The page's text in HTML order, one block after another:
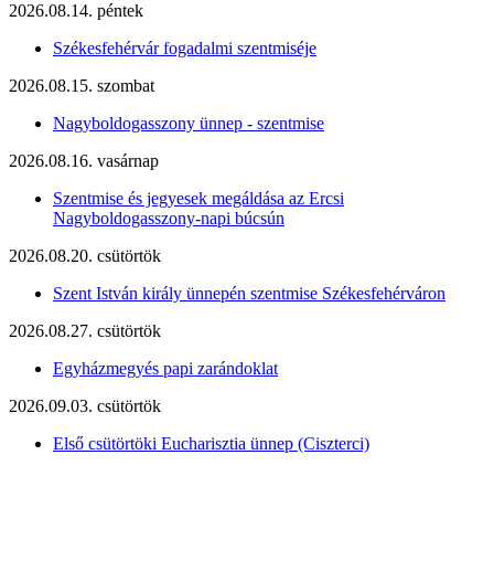
2026.08.14. péntek
Székesfehérvár fogadalmi szentmiséje
2026.08.15. szombat
Nagyboldogasszony ünnep - szentmise
2026.08.16. vasárnap
Szentmise és jegyesek megáldása az Ercsi
Nagyboldogasszony-napi búcsún
2026.08.20. csütörtök
Szent István király ünnepén szentmise Székesfehérváron
2026.08.27. csütörtök
Egyházmegyés papi zarándoklat
2026.09.03. csütörtök
Első csütörtöki Eucharisztia ünnep (Ciszterci)